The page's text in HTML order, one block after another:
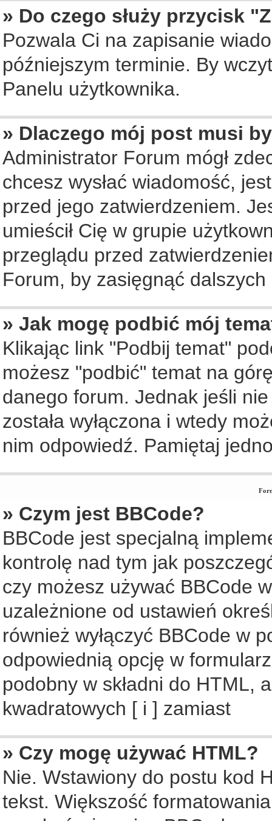
» Do czego służy przycisk
Pozwala Ci na zapisanie
późniejszym terminie. By
Panelu użytkownika.
» Dlaczego mój post musi
Administrator Forum mógł
chcesz wysłać wiadomość,
przed jego zatwierdzeniem.
umieścił Cię w grupie
przeglądu przed
Forum, by zasięgnąć
» Jak mogę podbić mój
Klikając link "Podbij temat"
możesz "podbić" temat na
danego forum. Jednak jeśli
została wyłączona i wtedy
nim odpowiedź. Pamiętaj
» Czym jest BBCode?
BBCode jest specjalną
kontrolę nad tym jak
czy możesz używać BBCode
uzależnione od ustawień
również wyłączyć BBCode w
odpowiednią opcję w
podobny w składni do HTML,
kwadratowych [ i ] zamiast
» Czy mogę używać HTML?
Nie. Wstawiony do postu kod
tekst. Większość